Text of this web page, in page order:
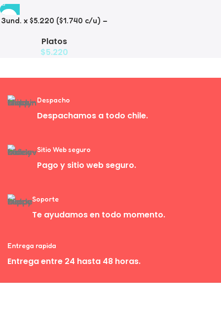
3und. x $5.220 ($1.740 c/u) –
Platos
$5.220
Despacho
Despachamos a todo chile.
Sitio Web seguro
Pago y sitio web seguro.
Soporte
Te ayudamos en todo momento.
Entrega rapida
Entrega entre 24 hasta 48 horas.